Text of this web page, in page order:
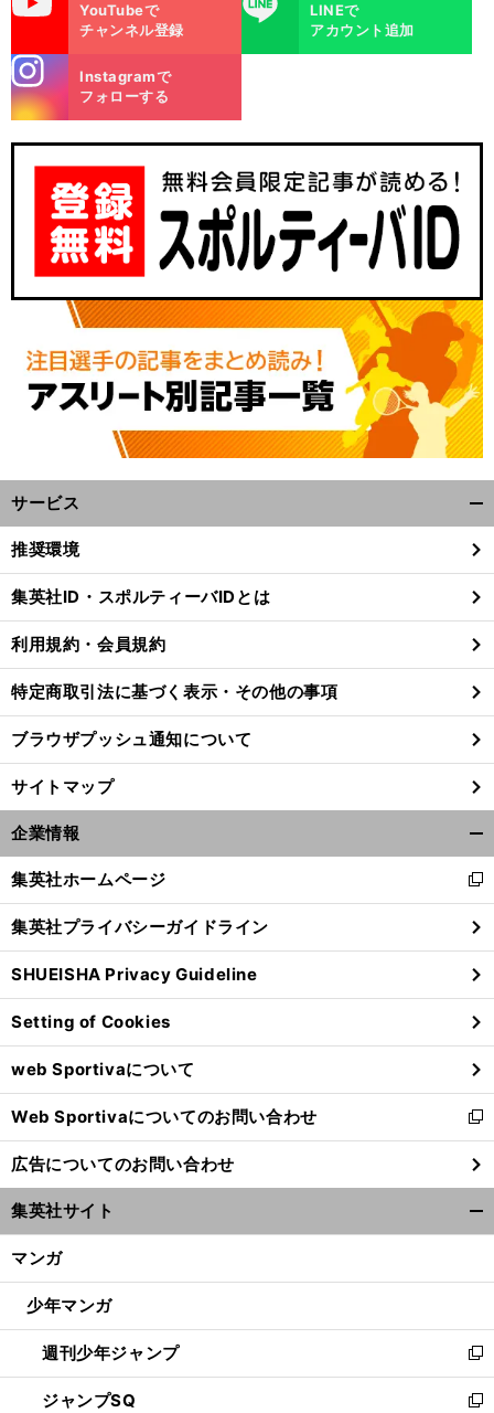
前
YouTubeで
チャンネル登録
LINEで
アカウント追加
m
Instagramで
フォローする
サービス
閉
る
推奨環境
集英社ID・スポルティーバIDとは
利用規約・会員規約
特定商取引法に基づく表示・その他の事項
ブラウザプッシュ通知について
サイトマップ
企業情報
閉
る
集英社ホームページ
新
し
い
ウ
ィ
ン
ド
ウ
で
開
く
集英社プライバシーガイドライン
SHUEISHA Privacy Guideline
Setting of Cookies
web Sportivaについて
Web Sportivaについてのお問い合わせ
新
し
い
ウ
ィ
ン
ウ
開
く
広告についてのお問い合わせ
集英社サイト
マンガ
少年マンガ
週刊少年ジャンプ
新
し
い
ジャンプSQ
新